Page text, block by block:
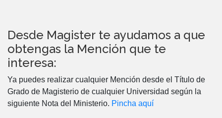
Desde Magister te ayudamos a que
obtengas la Mención que te
interesa:
Ya puedes realizar cualquier Mención desde el Título de
Grado de Magisterio de cualquier Universidad según la
siguiente Nota del Ministerio. Pincha aquí